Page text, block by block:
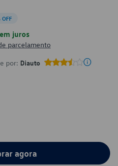
juros
parcelamento
por: Diauto
agora